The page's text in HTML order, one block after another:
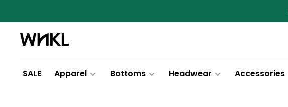
SALE Apparel Bottoms Headwear Accessories